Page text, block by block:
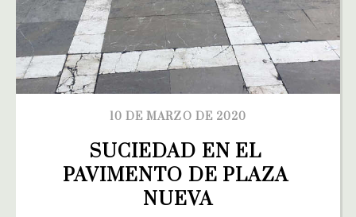
10 DE MARZO DE 2020
SUCIEDAD EN EL
PAVIMENTO DE PLAZA
NUEVA